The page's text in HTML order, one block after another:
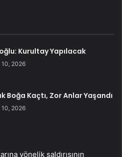
Kurultay Yapılacak
10, 2026
Boğa Kaçtı, Zor Anlar Yaşandı
10, 2026
yönelik saldırısının